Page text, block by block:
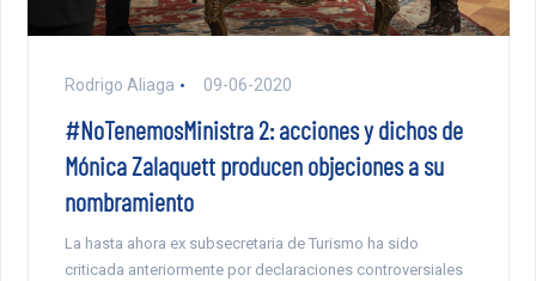
Rodrigo Aliaga 09-06-2020
#NoTenemosMinistra 2: acciones y dichos de
Mónica Zalaquett producen objeciones a su
nombramiento
La hasta ahora ex subsecretaria de Turismo ha sido
criticada anteriormente por declaraciones controversiales